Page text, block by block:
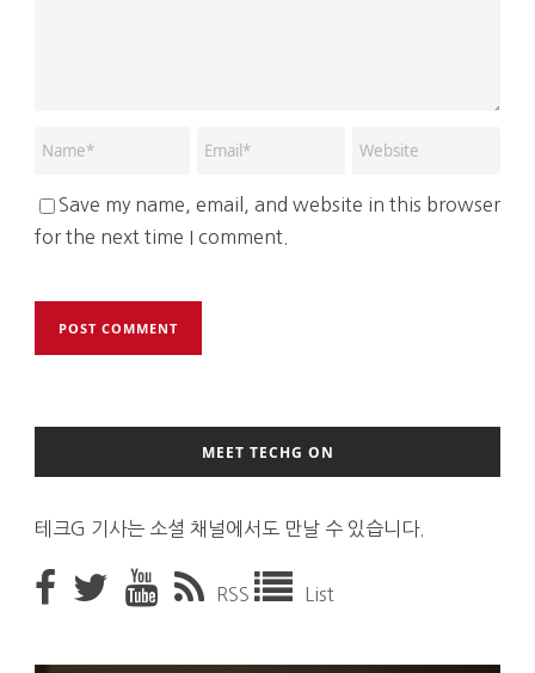
Save my name, email, and website in this browser
for the next time I comment.
MEET TECHG ON
테크G 기사는 소셜 채널에서도 만날 수 있습니다.
RSS List